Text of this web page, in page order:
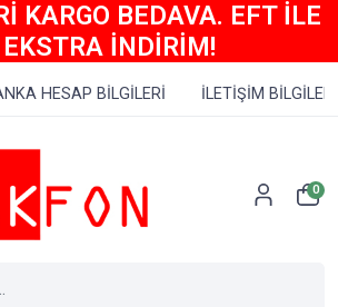
KARGO BEDAVA. EFT İLE
EKSTRA İNDİRİM!
HESAP BİLGİLERİ İLETİŞİM BİLGİLERİ
0